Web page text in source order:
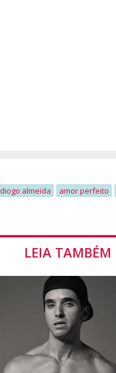
diogo almeida amor perfeito
LEIA TAMBÉM